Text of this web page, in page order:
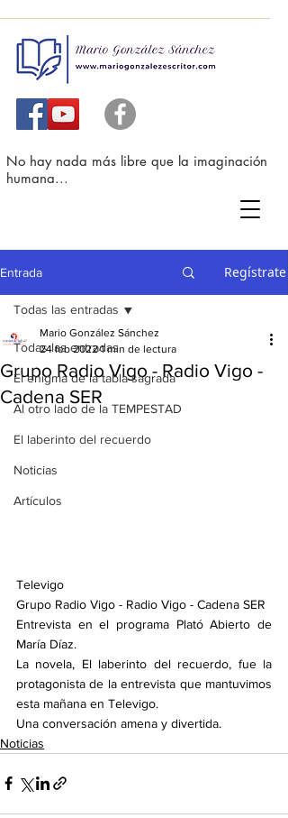
No hay nada más libre que la imaginación
humana...
Entrada Regístrate
Todas las entradas
El enigma de la tabla sagrada
Al otro lado de la TEMPESTAD
El laberinto del recuerdo
Noticias
Artículos
Todas las entradas
Grupo Radio Vigo - Radio Vigo -
Cadena SER
Mario González Sánchez
24 feb 2022 1 min de lectura
Televigo
Grupo Radio Vigo - Radio Vigo - Cadena SER
Entrevista en el programa Plató Abierto de
María Díaz.
La novela, El laberinto del recuerdo, fue la
protagonista de la entrevista que mantuvimos
esta mañana en Televigo.
Una conversación amena y divertida.
Noticias